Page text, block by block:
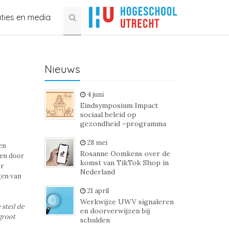
en media
door
van
steil de
Nieuws
4 juni
Eindsymposium Impact
sociaal beleid op
gezondheid –programma
28 mei
Rosanne Oomkens over de
komst van TikTok Shop in
Nederland
21 april
Werkwijze UWV signaleren
en doorverwijzen bij
schulden